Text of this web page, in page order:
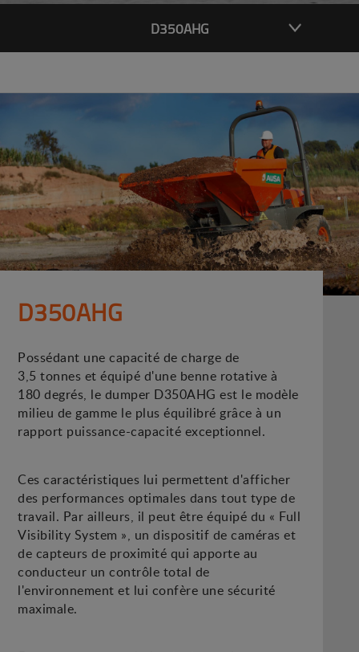
D350AHG
D350AHG
Possédant une capacité de charge de
3,5 tonnes et équipé d'une benne rotative à
180 degrés, le dumper D350AHG est le modèle
milieu de gamme le plus équilibré grâce à un
rapport puissance-capacité exceptionnel.
Ces caractéristiques lui permettent d'afficher
des performances optimales dans tout type de
travail. Par ailleurs, il peut être équipé du « Full
Visibility System », un dispositif de caméras et
de capteurs de proximité qui apporte au
conducteur un contrôle total de
l'environnement et lui confère une sécurité
maximale.